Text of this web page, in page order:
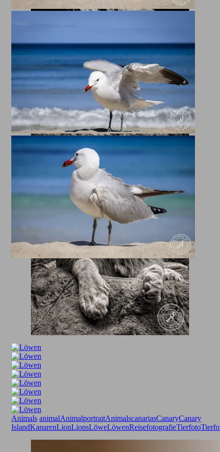
Animals animalAnimalportraitAnimalscanariasCanaryCanary
IslandKanarenLionLionsLöweLöwenReisefotografieTierfoto